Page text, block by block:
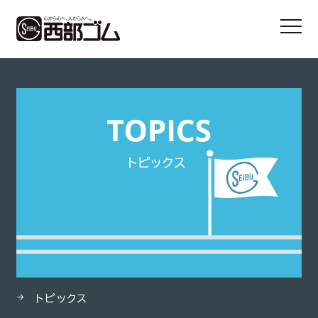
HOME
製品
タイフレキ® ホースV型 FPタイプ
トピックス